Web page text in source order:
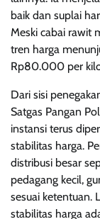
baik dan suplai
Meski cabai rawit
tren harga
Rp80.000 per
Dari sisi
Satgas Pangan
instansi terus
stabilitas harga.
distribusi besar
pedagang kecil,
sesuai ketentuan.
stabilitas harga